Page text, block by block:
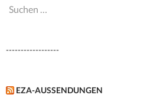
Suchen
------------------
EZA-AUSSENDUNGEN